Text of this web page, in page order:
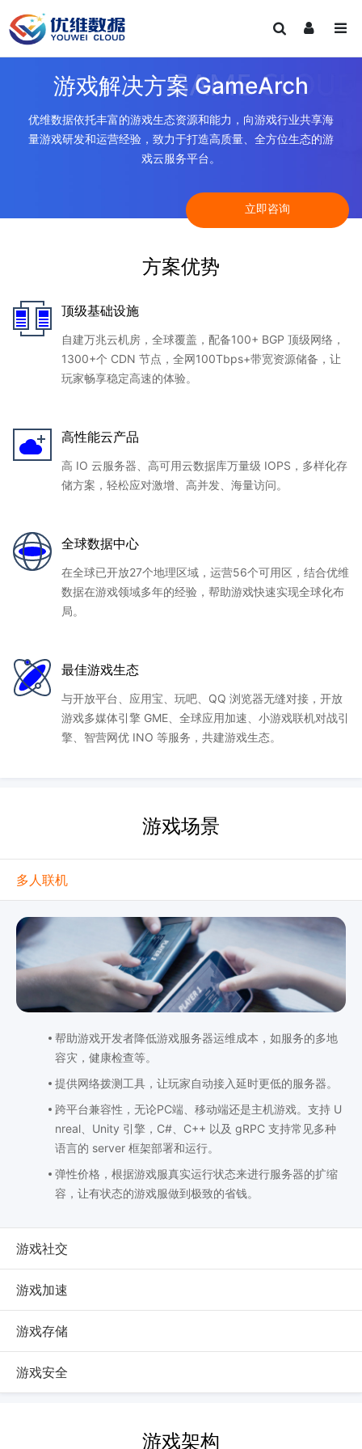
游戏解决方案 GameArch
优维数据依托丰富的游戏生态资源和能力，向游戏行业共享海
量游戏研发和运营经验，致力于打造高质量、全方位生态的游
戏云服务平台。
立即咨询
方案优势
顶级基础设施
自建万兆云机房，全球覆盖，配备100+ BGP 顶级网络，
1300+个 CDN 节点，全网100Tbps+带宽资源储备，让
玩家畅享稳定高速的体验。
高性能云产品
高 IO 云服务器、高可用云数据库万量级 IOPS，多样化存
储方案，轻松应对激增、高并发、海量访问。
全球数据中心
在全球已开放27个地理区域，运营56个可用区，结合优维
数据在游戏领域多年的经验，帮助游戏快速实现全球化布
局。
最佳游戏生态
与开放平台、应用宝、玩吧、QQ 浏览器无缝对接，开放
游戏多媒体引擎 GME、全球应用加速、小游戏联机对战引
擎、智营网优 INO 等服务，共建游戏生态。
游戏场景
多人联机
帮助游戏开发者降低游戏服务器运维成本，如服务的多地
容灾，健康检查等。
提供网络拨测工具，让玩家自动接入延时更低的服务器。
跨平台兼容性，无论PC端、移动端还是主机游戏。支持 U
nreal、Unity 引擎，C#、C++ 以及 gRPC 支持常见多种
语言的 server 框架部署和运行。
弹性价格，根据游戏服真实运行状态来进行服务器的扩缩
容，让有状态的游戏服做到极致的省钱。
游戏社交
游戏加速
游戏存储
游戏安全
游戏架构